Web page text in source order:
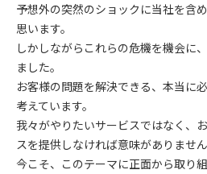
予想外の突然のショックに当社を含
思います。
しかしながらこれらの危機を機会に
ました。
お客様の問題を解決できる、本当に
考えています。
我々がやりたいサービスではなく、
スを提供しなければ意味がありません
今こそ、このテーマに正面から取り組